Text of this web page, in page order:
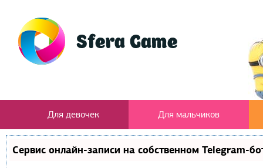
Для девочек Для мальчиков
Сервис онлайн-записи на собственном Telegram-